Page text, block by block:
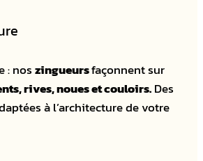
: noszingueursfaçonnent sur
rives, noues et couloirs.Des
à l’architecture de votre